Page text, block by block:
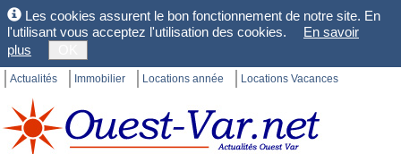
Les cookies assurent le bon fonctionnement de notre site. En
l'utilisant vous acceptez l'utilisation des cookies.
En savoir
plus
Actualités Immobilier Locations année Locations Vacances